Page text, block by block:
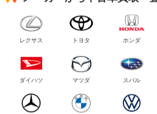
レクサス トヨタ ホンダ
ダイハツ マツダ スバル